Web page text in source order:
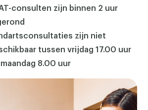
consulten zijn binnen 2 uur
zijn niet
tussen vrijdag 17.00 uur
8.00 uur